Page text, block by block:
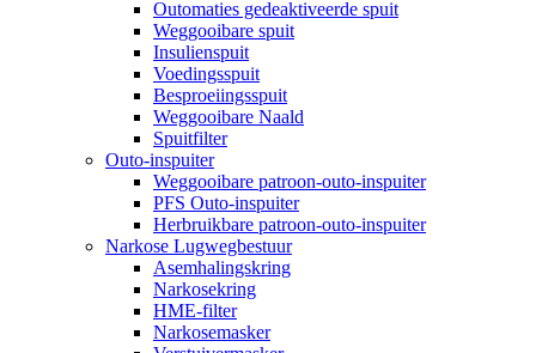
Outomaties gedeaktiveerde spuit
Weggooibare spuit
Insulienspuit
Voedingsspuit
Besproeiingsspuit
Weggooibare Naald
Spuitfilter
Outo-inspuiter
Weggooibare patroon-outo-inspuiter
PFS Outo-inspuiter
Herbruikbare patroon-outo-inspuiter
Narkose Lugwegbestuur
Asemhalingskring
Narkosekring
HME-filter
Narkosemasker